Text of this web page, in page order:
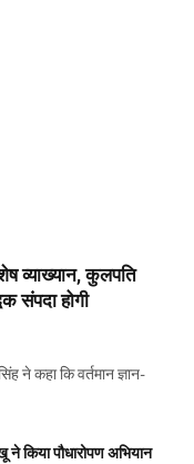
व्याख्यान, कुलपति
संपदा होगी
ने कहा कि वर्तमान ज्ञान-
किया पौधारोपण अभियान